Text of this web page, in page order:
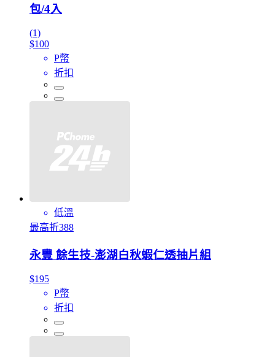
包/4入
(1)
$100
P幣
折扣
低溫
最高折388
永豐 餘生技-澎湖白秋蝦仁透抽片組
$195
P幣
折扣